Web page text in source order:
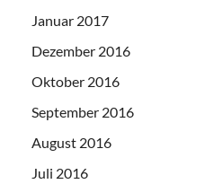
Januar 2017
Dezember 2016
Oktober 2016
September 2016
August 2016
Juli 2016